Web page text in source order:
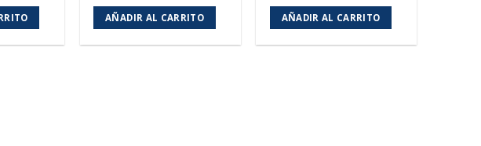
AÑADIR AL CARRITO AÑADIR AL CARRITO